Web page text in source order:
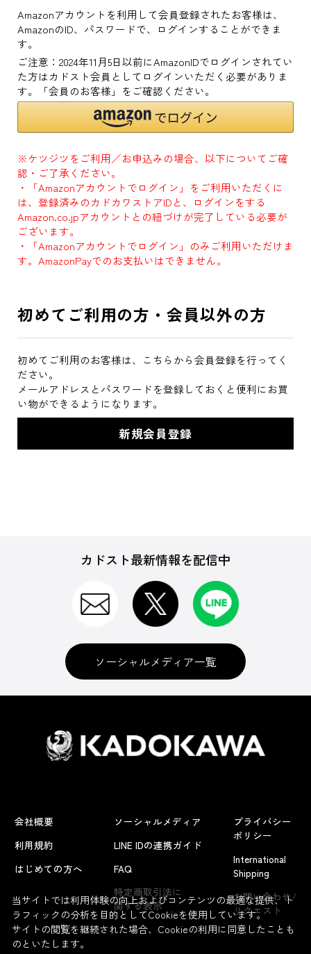
Amazonアカウントを利用して会員登録されたお客様は、
AmazonのID、パスワードで、ログインすることができま
す。
ご注意：2024年11月5日以前にAmazonIDでログインされてい
た方はカドスト会員としてログインいただく必要がありま
す。「会員のお客様」をご確認ください。
※ケツジツをご利用／お申込みの場合、以下についてご確
認・ご了承ください。
・「Amazonアカウントでログイン」をご利用いただくに
は、登録済みのカドカワストアIDと、ログインをする
Amazon.co.jpアカウントとの紐づけが完了している必要が
ございます。
・「Amazonアカウントでログイン」のみご利用いただけま
す。AmazonPayでのお支払いはできません。
初めてご利用の方・会員以外の方
初めてご利用のお客様は、こちらから会員登録を行ってく
ださい。
メールアドレスとパスワードを登録しておくと便利にお買
い物ができるようになります。
カドスト最新情報を配信中
ソーシャルメディア一覧
会社概要
利用規約
はじめての方へ
ソーシャルメディア
LINE IDの連携ガイド
FAQ
特定商取引法に
関する表示
プライバシー
ポリシー
International
Shipping
お問い合わせ/
リクエスト
当サイトでは利用体験の向上およびコンテンツの最適な提供、ト
ラフィックの分析を目的としてCookieを使用しています。
サイトの閲覧を継続された場合、Cookieの利用に同意したことも
のといたします。